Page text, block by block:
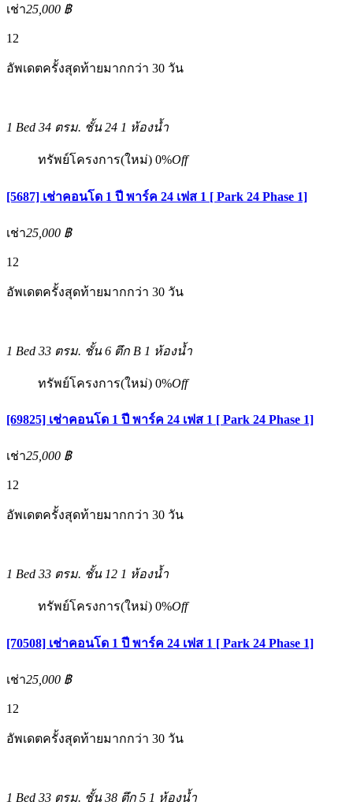
เช่า25,000 ฿
12
อัพเดตครั้งสุดท้ายมากกว่า 30 วัน
1 Bed 34 ตรม. ชั้น 24 1 ห้องน้ำ
ทรัพย์โครงการ(ใหม่) 0%Off
[5687] เช่าคอนโด 1 ปี พาร์ค 24 เฟส 1 [ Park 24 Phase 1]
เช่า25,000 ฿
12
อัพเดตครั้งสุดท้ายมากกว่า 30 วัน
1 Bed 33 ตรม. ชั้น 6 ตึก B 1 ห้องน้ำ
ทรัพย์โครงการ(ใหม่) 0%Off
[69825] เช่าคอนโด 1 ปี พาร์ค 24 เฟส 1 [ Park 24 Phase 1]
เช่า25,000 ฿
12
อัพเดตครั้งสุดท้ายมากกว่า 30 วัน
1 Bed 33 ตรม. ชั้น 12 1 ห้องน้ำ
ทรัพย์โครงการ(ใหม่) 0%Off
[70508] เช่าคอนโด 1 ปี พาร์ค 24 เฟส 1 [ Park 24 Phase 1]
เช่า25,000 ฿
12
อัพเดตครั้งสุดท้ายมากกว่า 30 วัน
1 Bed 33 ตรม. ชั้น 38 ตึก 5 1 ห้องน้ำ